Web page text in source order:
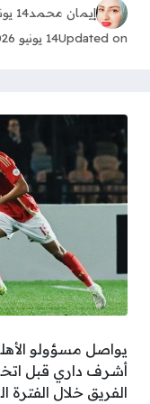
إيمان محمد14 يونيو 2026 - 8:49ص
Updated on14 يونيو 2026 - 7:01ص
يواصل مسؤولو
أشرف داري قبل
الفريق خلال